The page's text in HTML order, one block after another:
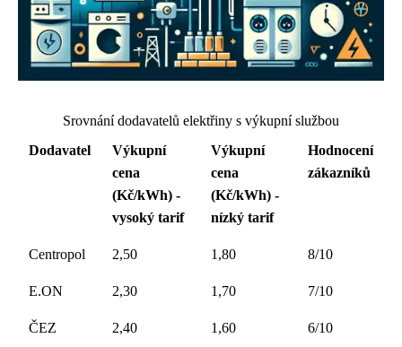
Srovnání dodavatelů elektřiny s výkupní službou
Dodavatel
Výkupní
cena
(Kč/kWh) -
vysoký tarif
Výkupní
cena
(Kč/kWh) -
nízký tarif
Hodnocení
zákazníků
Centropol 2,50 1,80 8/10
E.ON 2,30 1,70 7/10
ČEZ 2,40 1,60 6/10